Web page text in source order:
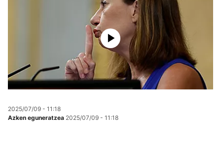
2025/07/09 - 11:18
Azken eguneratzea 2025/07/09 - 11:18